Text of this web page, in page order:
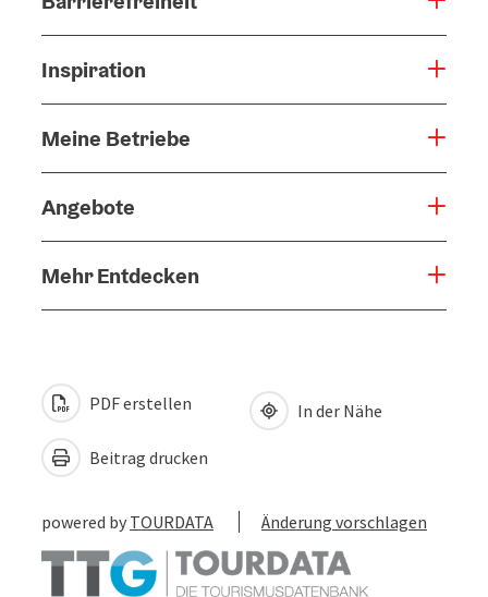
Inspiration
Meine Betriebe
Angebote
Mehr Entdecken
PDF erstellen
Beitrag drucken
In der Nähe
powered by TOURDATA Änderung vorschlagen